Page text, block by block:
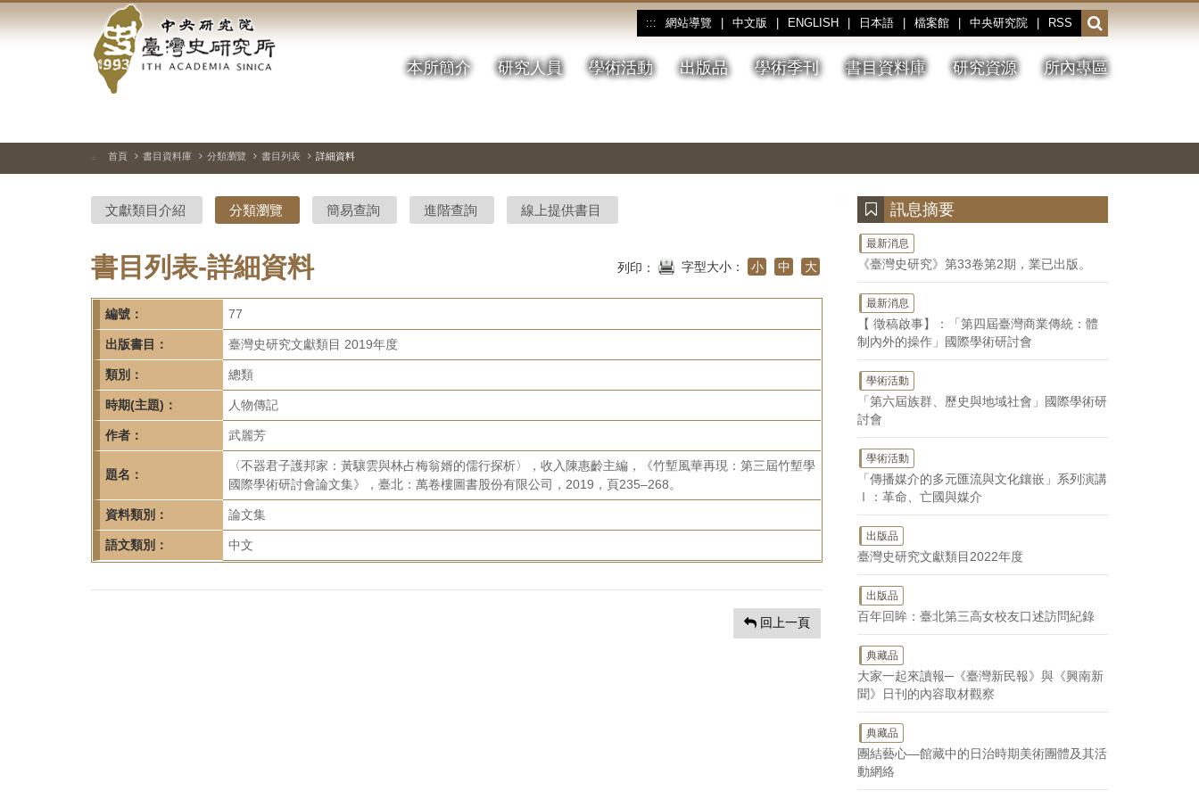
到
中
央
研
院-
臺
灣
史
研
究
所-
首
頁
::: 網站導覽 中文版 ENGLISH 日本語 檔案館 中央研究院 RSS
開
啟
或
收
本所簡介 研究人員 學術活動 出版品 學術季刊 書目資料庫 研究資源 所內專區
停、
圖
圖
結
::: 首頁 書目資料庫 分類瀏覽 書目列表 詳細資料
文獻類目介紹 分類瀏覽 簡易查詢 進階查詢 線上提供書目
書目列表-詳細資料 列印： 字型大小： 小 中 大
編號： 77
出版書目： 臺灣史研究文獻類目 2019年度
類別： 總類
時期(主題)： 人物傳記
作者： 武麗芳
題名：
〈不器君子護邦家：黃驤雲與林占梅翁婿的儒行探析〉，收入陳惠齡主編，《竹塹風華再現：第三屆竹塹學
國際學術研討會論文集》，臺北：萬卷樓圖書股份有限公司，2019，頁235–268。
資料類別： 論文集
語文類別： 中文
回上一頁
訊息摘要
最新消息
《臺灣史研究》第33卷第2期，業已出版。
最新消息
【 徵稿啟事】：「第四屆臺灣商業傳統：體
制內外的操作」國際學術研討會
學術活動
「第六屆族群、歷史與地域社會」國際學術研
討會
學術活動
「傳播媒介的多元匯流與文化鑲嵌」系列演講
Ⅰ：革命、亡國與媒介
出版品
臺灣史研究文獻類目2022年度
出版品
百年回眸：臺北第三高女校友口述訪問紀錄
典藏品
大家一起來讀報─《臺灣新民報》與《興南新
聞》日刊的內容取材觀察
典藏品
團結藝心—館藏中的日治時期美術團體及其活
動網絡